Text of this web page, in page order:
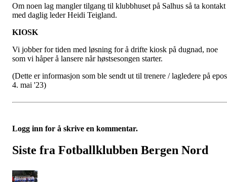
Om noen lag mangler tilgang til klubbhuset på Salhus så ta kontakt
med daglig leder Heidi Teigland.
KIOSK
Vi jobber for tiden med løsning for å drifte kiosk på dugnad, noe
som vi håper å lansere når høstsesongen starter.
(Dette er informasjon som ble sendt ut til trenere / lagledere på
4. mai '23)
Logg inn for å skrive en kommentar.
Siste fra Fotballklubben Bergen Nord